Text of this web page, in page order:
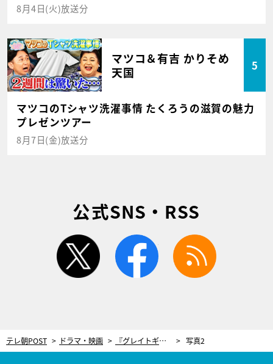
8月4日(火)放送分
マツコ＆有吉 かりそめ
天国
5
マツコのTシャツ洗濯事情 たくろうの滋賀の魅力
プレゼンツアー
8月7日(金)放送分
公式SNS・RSS
twitter facebook
テレ朝POST ドラマ・映画 『グレイトギフト』充実の笑顔でクランクアップ！反町隆史「本当にいいチームになった」 写真2